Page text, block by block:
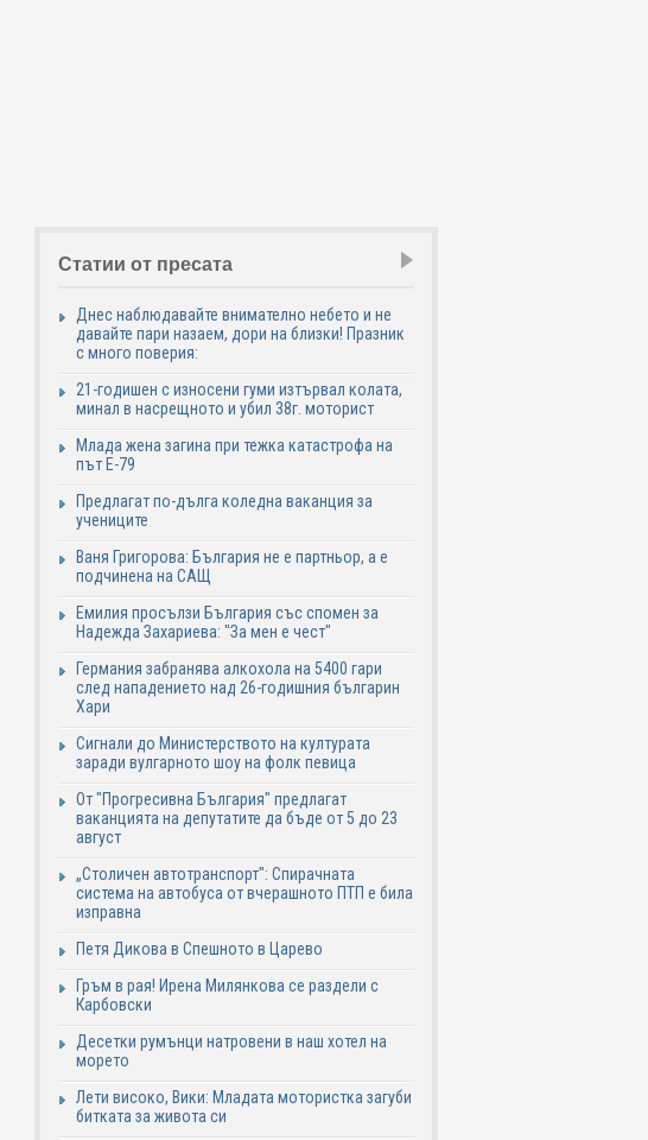
Статии от пресата
Днес наблюдавайте внимателно небето и не
давайте пари назаем, дори на близки! Празник
с много поверия:
21-годишен с износени гуми изтървал колата,
минал в насрещното и убил 38г. моторист
Млада жена загина при тежка катастрофа на
път Е-79
Предлагат по-дълга коледна ваканция за
учениците
Ваня Григорова: България не е партньор, а е
подчинена на САЩ
Емилия просълзи България със спомен за
Надежда Захариева: "За мен е чест"
Германия забранява алкохола на 5400 гари
след нападението над 26-годишния българин
Хари
Сигнали до Министерството на културата
заради вулгарното шоу на фолк певица
От "Прогресивна България" предлагат
ваканцията на депутатите да бъде от 5 до 23
август
„Столичен автотранспорт": Спирачната
система на автобуса от вчерашното ПТП е била
изправна
Петя Дикова в Спешното в Царево
Гръм в рая! Ирена Милянкова се раздели с
Карбовски
Десетки румънци натровени в наш хотел на
морето
Лети високо, Вики: Младата мотористка загуби
битката за живота си